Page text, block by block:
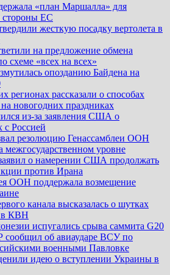
«план Маршалла» для
стороны ЕС
жесткую посадку вертолета в
на предложение обмена
схеме «всех на всех»
опозданию Байдена на
регионах рассказали о способах
новогодних праздниках
из-за заявления США о
с Россией
резолюцию Генассамблеи ООН
межгосударственном уровне
о намерении США продолжать
против Ирана
ООН поддержала возмещение
канала высказалась о шутках
в КВН
испугались срыва саммита G20
об авиаударе ВСУ по
военными Павловке
идею о вступлении Украины в